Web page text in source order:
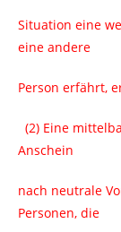
Situation eine
eine andere
Person erfährt,
(2) Eine
Anschein
nach neutrale
Personen, die